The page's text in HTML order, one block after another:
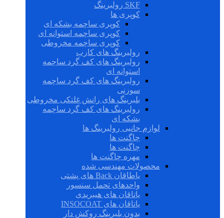
SKF رولبرینگ
کوپری ها
کوپری ساچمه بشکه ای
کوپری ساچمه استوانه ای
کوپری ساچمه مخروطی
رولبرینگ های کارب
رولبرینگ های کف گرد ساچمه
استوانه ای
رولبرینگ های کف گرد ساچمه
سوزنی
بلبرینگ های رانش غلتکی مخروطی
رولبرینگ های کف گرد ساچمه
بشکه ای
لوازم جانبی رولبرینگ ها
چاگنت ها
چاگنت ها
مهره چاگنت ها
محصولات مهندسی شده
یاطاقان Back های پشتی
واحدهای تحمل سنسور
یاتاقان های هیبریدی
یاتاقان های INSOCOAT
بدون بلبرینگ روکش دار